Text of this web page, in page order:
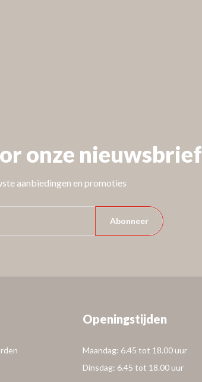
onze nieuwsbrief
aanbiedingen en promoties
Abonneer
Openingstijden
Maandag: 6.45 tot 18.00 uur
Dinsdag: 6.45 tot 18.00 uur